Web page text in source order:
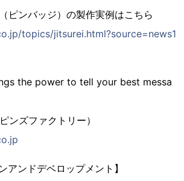
ピンバッジ）の製作実例はこちら
topics/jitsurei.html?source=news1
the power to tell your best messa
ンズファクトリー）
アンドデベロップメント】